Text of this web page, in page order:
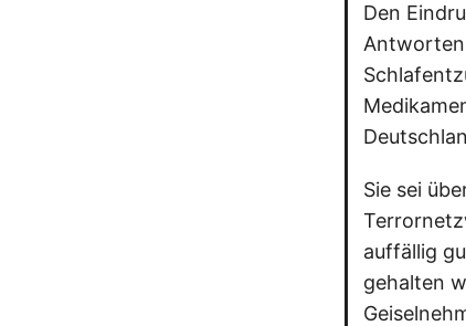
Den
Sie sei
auffällig
gehalten